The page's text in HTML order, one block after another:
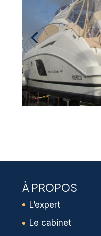
À PROPOS